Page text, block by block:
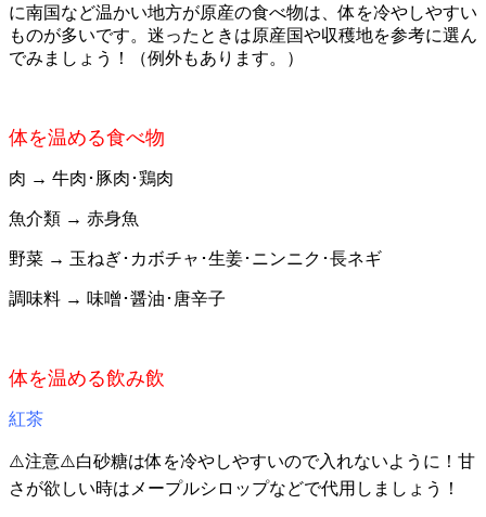
に南国など温かい地方が原産の食べ物は、体を冷やしやすい
ものが多いです。迷ったときは原産国や収穫地を参考に選ん
でみましょう！（例外もあります。）
体を温める食べ物
肉 → 牛肉 ･豚肉･鶏肉
魚介類 → 赤身魚
野菜 → 玉ねぎ･カボチャ･生姜･ニンニク･長ネギ
調味料 → 味噌･醤油･唐辛子
体を温める飲み飲
紅茶
⚠️注意⚠️白砂糖は体を冷やしやすいので入れないように！甘
さが欲しい時はメープルシロップなどで代用しましょう！